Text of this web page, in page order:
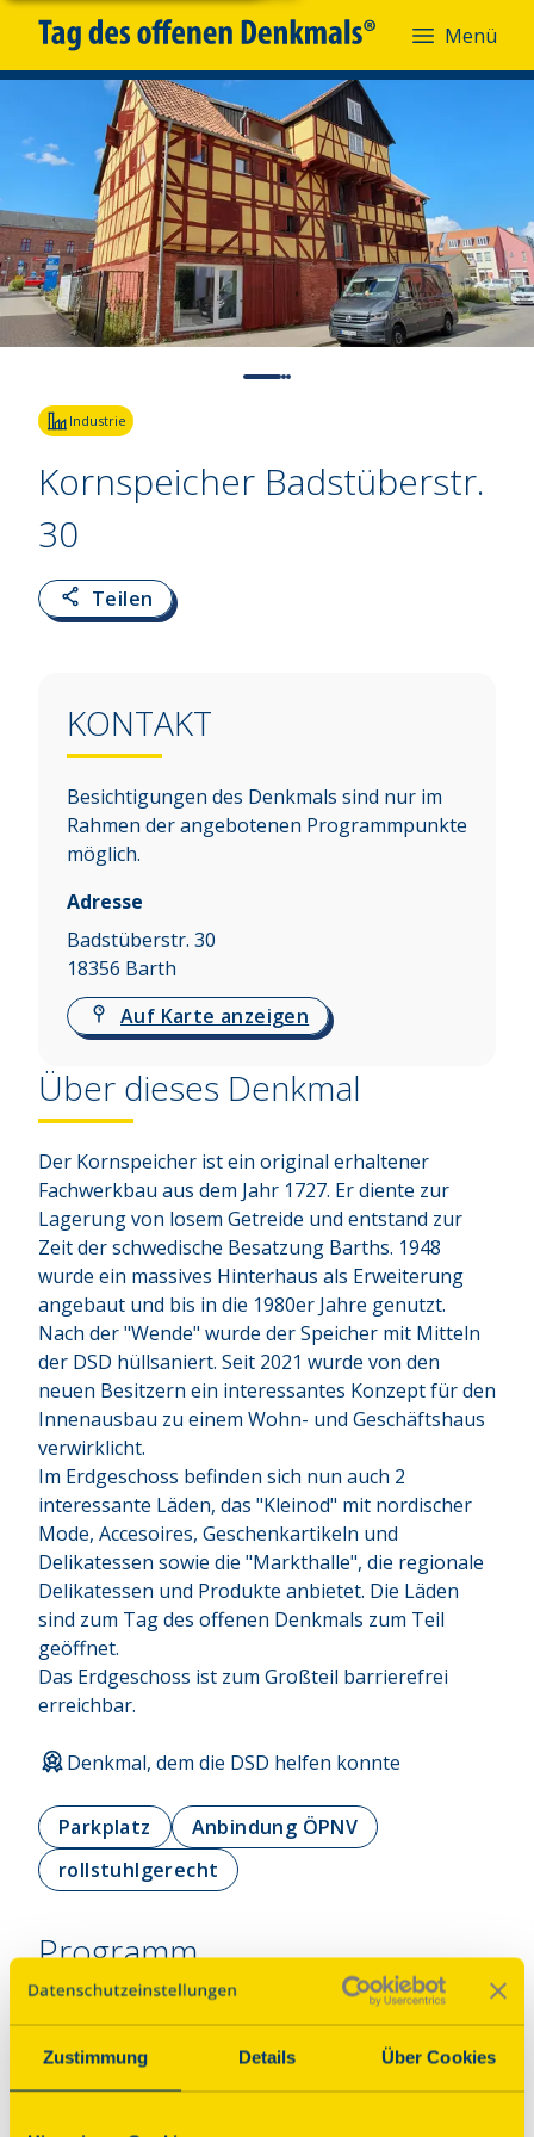
Zustimmung Details Über Cookies
Menü
Industrie
Kornspeicher Badstüberstr.
30
Teilen
KONTAKT
Besichtigungen des Denkmals sind nur im
Rahmen der angebotenen Programmpunkte
möglich.
Adresse
Badstüberstr. 30
18356 Barth
Auf Karte anzeigen
Über dieses Denkmal
Der Kornspeicher ist ein original erhaltener
Fachwerkbau aus dem Jahr 1727. Er diente zur
Lagerung von losem Getreide und entstand zur
Zeit der schwedische Besatzung Barths. 1948
wurde ein massives Hinterhaus als Erweiterung
angebaut und bis in die 1980er Jahre genutzt.
Nach der "Wende" wurde der Speicher mit Mitteln
der DSD hüllsaniert. Seit 2021 wurde von den
neuen Besitzern ein interessantes Konzept für den
Innenausbau zu einem Wohn- und Geschäftshaus
verwirklicht.
Im Erdgeschoss befinden sich nun auch 2
interessante Läden, das "Kleinod" mit nordischer
Mode, Accesoires, Geschenkartikeln und
Delikatessen sowie die "Markthalle", die regionale
Delikatessen und Produkte anbietet. Die Läden
sind zum Tag des offenen Denkmals zum Teil
geöffnet.
Das Erdgeschoss ist zum Großteil barrierefrei
erreichbar.
Denkmal, dem die DSD helfen konnte
Parkplatz
Anbindung ÖPNV
rollstuhlgerecht
Programm
Führung
Rundgang Kornspeicher